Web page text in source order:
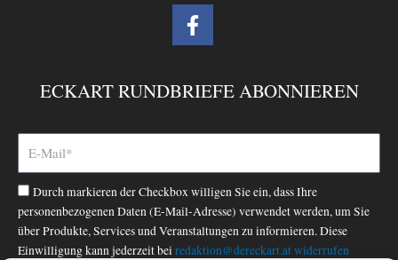
F
a
b
o
-
f
ECKART RUNDBRIEFE ABONNIEREN
Durch markieren der Checkbox willigen Sie ein, dass Ihre
personenbezogenen Daten (E-Mail-Adresse) verwendet werden, um Sie
über Produkte, Services und Veranstaltungen zu informieren. Diese
Einwilligung kann jederzeit bei redaktion@dereckart.atwiderrufen